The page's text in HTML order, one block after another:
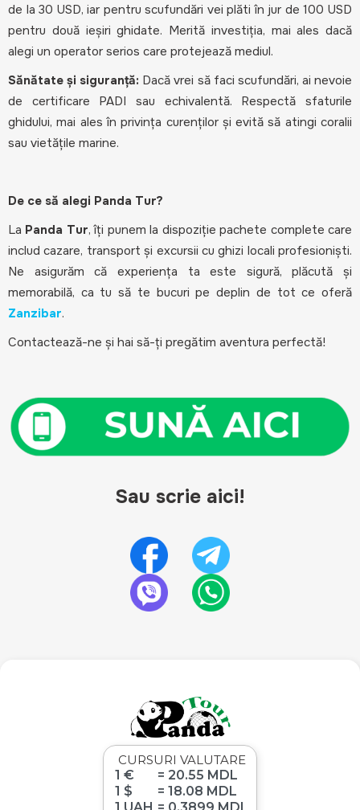
de la 30 USD, iar pentru scufundări vei plăti în jur de 100 USD
pentru două ieșiri ghidate. Merită investiția, mai ales dacă
alegi un operator serios care protejează mediul.
Sănătate și siguranță: Dacă vrei să faci scufundări, ai nevoie
de certificare PADI sau echivalentă. Respectă sfaturile
ghidului, mai ales în privința curenților și evită să atingi coralii
sau vietățile marine.
De ce să alegi Panda Tur?
La Panda Tur, îți punem la dispoziție pachete complete care
includ cazare, transport și excursii cu ghizi locali profesioniști.
Ne asigurăm că experiența ta este sigură, plăcută și
memorabilă, ca tu să te bucuri pe deplin de tot ce oferă
Zanzibar.
Contactează-ne și hai să-ți pregătim aventura perfectă!
Sau scrie aici!
CURSURI VALUTARE
1 €
= 20.55 MDL
1 $
= 18.08 MDL